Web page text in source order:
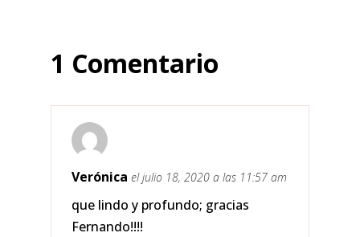
1 Comentario
Verónica el julio 18, 2020 a las 11:57 am
que lindo y profundo; gracias
Fernando!!!!